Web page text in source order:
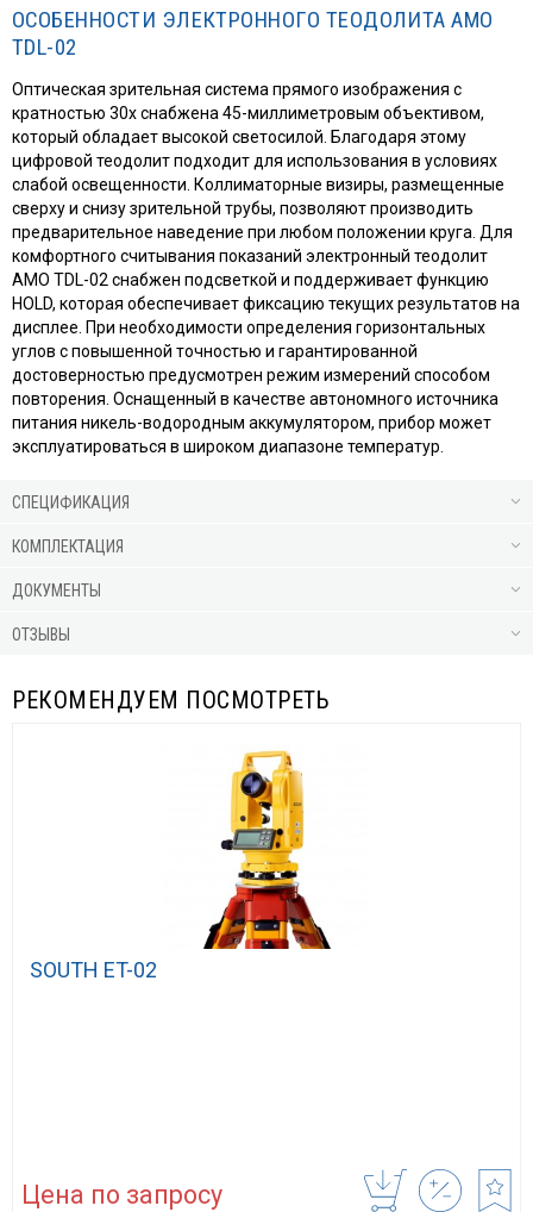
ОСОБЕННОСТИ ЭЛЕКТРОННОГО ТЕОДОЛИТА AMO
TDL-02
Оптическая зрительная система прямого изображения с
кратностью 30x снабжена 45-миллиметровым объективом,
который обладает высокой светосилой. Благодаря этому
цифровой теодолит подходит для использования в условиях
слабой освещенности. Коллиматорные визиры, размещенные
сверху и снизу зрительной трубы, позволяют производить
предварительное наведение при любом положении круга. Для
комфортного считывания показаний электронный теодолит
AMO TDL-02 снабжен подсветкой и поддерживает функцию
HOLD, которая обеспечивает фиксацию текущих результатов на
дисплее. При необходимости определения горизонтальных
углов с повышенной точностью и гарантированной
достоверностью предусмотрен режим измерений способом
повторения. Оснащенный в качестве автономного источника
питания никель-водородным аккумулятором, прибор может
эксплуатироваться в широком диапазоне температур.
СПЕЦИФИКАЦИЯ
КОМПЛЕКТАЦИЯ
ДОКУМЕНТЫ
ОТЗЫВЫ
РЕКОМЕНДУЕМ ПОСМОТРЕТЬ
SOUTH ET-02
Цена по запросу